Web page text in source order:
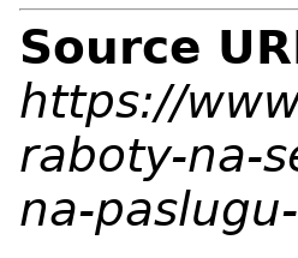
Source
https://
raboty-na-
na-